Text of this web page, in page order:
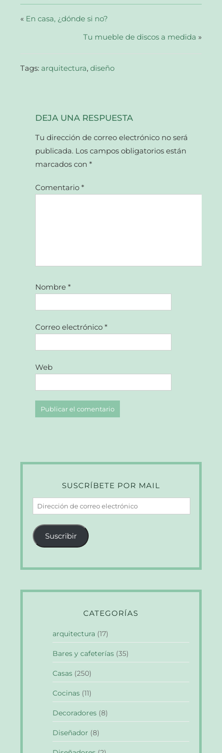
nueva) nueva) nueva) amigo
ventana
« En casa, ¿dónde si no?
Tu mueble de discos a medida »
Tags: arquitectura,diseño
DEJA UNA RESPUESTA
Tu dirección de correo electrónico no será
publicada. Los campos obligatorios están
marcados con*
Comentario*
Nombre*
Correo electrónico*
Web
SUSCRÍBETE POR MAIL
Dirección
de
correo
electrónico
Suscribir
CATEGORÍAS
arquitectura (17)
Bares y cafeterías (35)
Casas (250)
Cocinas (11)
Decoradores (8)
Diseñador (8)